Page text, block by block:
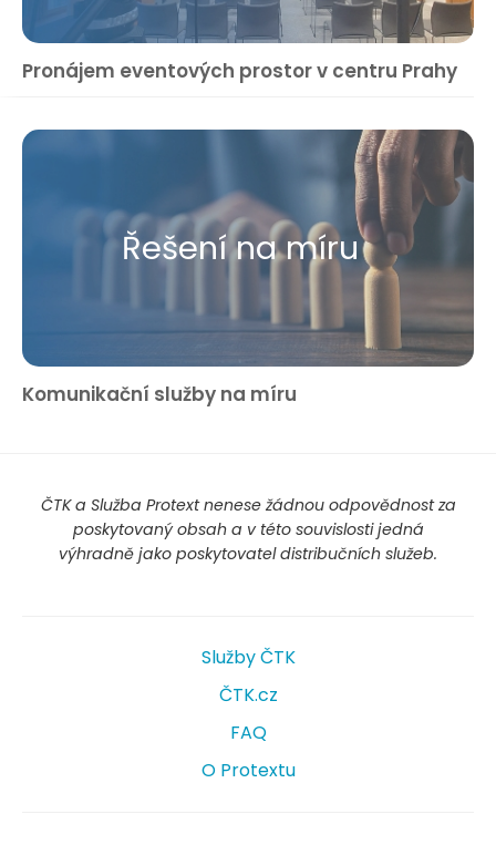
Pronájem eventových prostor v centru Prahy
Řešení na míru
Komunikační služby na míru
ČTK a Služba Protext nenese žádnou odpovědnost za
poskytovaný obsah a v této souvislosti jedná
výhradně jako poskytovatel distribučních služeb.
Služby ČTK
ČTK.cz
FAQ
O Protextu